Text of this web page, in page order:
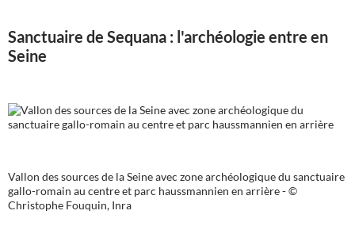
Sanctuaire de Sequana : l'archéologie entre en
Seine
Vallon des sources de la Seine avec zone archéologique du sanctuaire
gallo-romain au centre et parc haussmannien en arrière - ©
Christophe Fouquin, Inra